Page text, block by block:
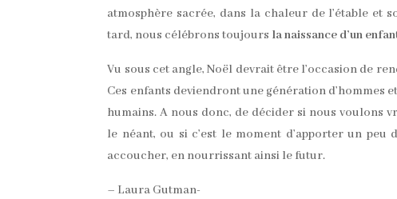
atmosphère sacrée, dans la chaleur de l’étable et
tard, nous célébrons toujours la naissance d’un
Vu sous cet angle, Noël devrait être l’occasion de
Ces enfants deviendront une génération d’hommes
humains. A nous donc, de décider si nous voulons
le néant, ou si c’est le moment d’apporter un
accoucher, en nourrissant ainsi le futur.
– Laura Gutman-